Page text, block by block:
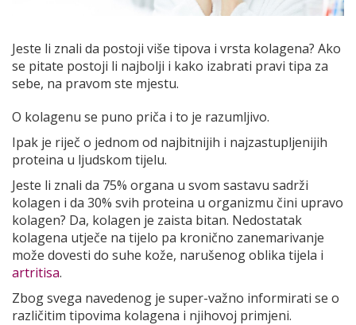
Jeste li znali da postoji više tipova i vrsta kolagena? Ako
se pitate postoji li najbolji i kako izabrati pravi tipa za
sebe, na pravom ste mjestu.
O kolagenu se puno priča i to je razumljivo.
Ipak je riječ o jednom od najbitnijih i najzastupljenijih
proteina u ljudskom tijelu.
Jeste li znali da 75% organa u svom sastavu sadrži
kolagen i da 30% svih proteina u organizmu čini upravo
kolagen? Da, kolagen je zaista bitan. Nedostatak
kolagena utječe na tijelo pa kronično zanemarivanje
može dovesti do suhe kože, narušenog oblika tijela i
artritisa.
Zbog svega navedenog je super-važno informirati se o
različitim tipovima kolagena i njihovoj primjeni.